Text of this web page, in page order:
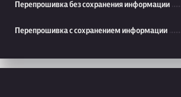
Перепрошивка без сохранения информации
Перепрошивка с сохранением информации